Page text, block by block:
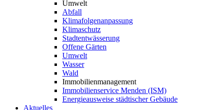
Umwelt
Abfall
Klimafolgenanpassung
Klimaschutz
Stadtentwässerung
Offene Gärten
Umwelt
Wasser
Wald
Immobilienmanagement
Immobilienservice Menden (ISM)
Energieausweise städtischer Gebäude
Aktuelles